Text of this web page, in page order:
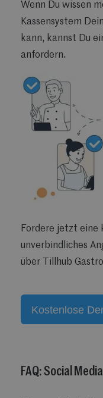
Wenn Du wissen
Kassensystem
kann, kannst Du
anfordern.
Fordere jetzt eine
unverbindliches
über Tillhub
Kostenlose
FAQ: Social